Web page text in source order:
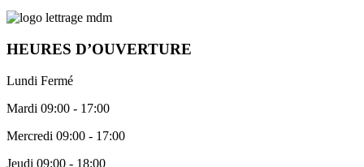
HEURES D’OUVERTURE
Lundi Fermé
Mardi 09:00 - 17:00
Mercredi 09:00 - 17:00
Jeudi 09:00 - 18:00